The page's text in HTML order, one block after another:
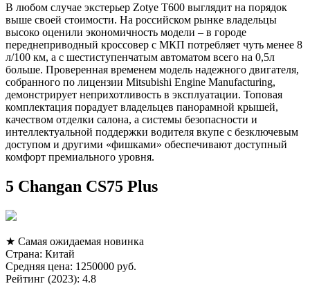
В любом случае экстерьер Zotye T600 выглядит на порядок
выше своей стоимости. На российском рынке владельцы
высоко оценили экономичность модели – в городе
переднеприводный кроссовер с МКП потребляет чуть менее 8
л/100 км, а с шестиступенчатым автоматом всего на 0,5л
больше. Проверенная временем модель надежного двигателя,
собранного по лицензии Mitsubishi Engine Manufacturing,
демонстрирует неприхотливость в эксплуатации. Топовая
комплектация порадует владельцев панорамной крышей,
качеством отделки салона, а системы безопасности и
интеллектуальной поддержки водителя вкупе с безключевым
доступом и другими «фишками» обеспечивают доступный
комфорт премиального уровня.
5 Changan CS75 Plus
★ Самая ожидаемая новинка
Страна: Китай
Средняя цена: 1250000 руб.
Рейтинг (2023): 4.8